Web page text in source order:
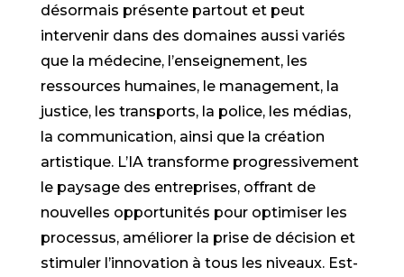
désormais présente partout et peut
intervenir dans des domaines aussi variés
que la médecine, l’enseignement, les
ressources humaines, le management, la
justice, les transports, la police, les médias,
la communication, ainsi que la création
artistique. L’IA transforme progressivement
le paysage des entreprises, offrant de
nouvelles opportunités pour optimiser les
processus, améliorer la prise de décision et
stimuler l’innovation à tous les niveaux. Est-